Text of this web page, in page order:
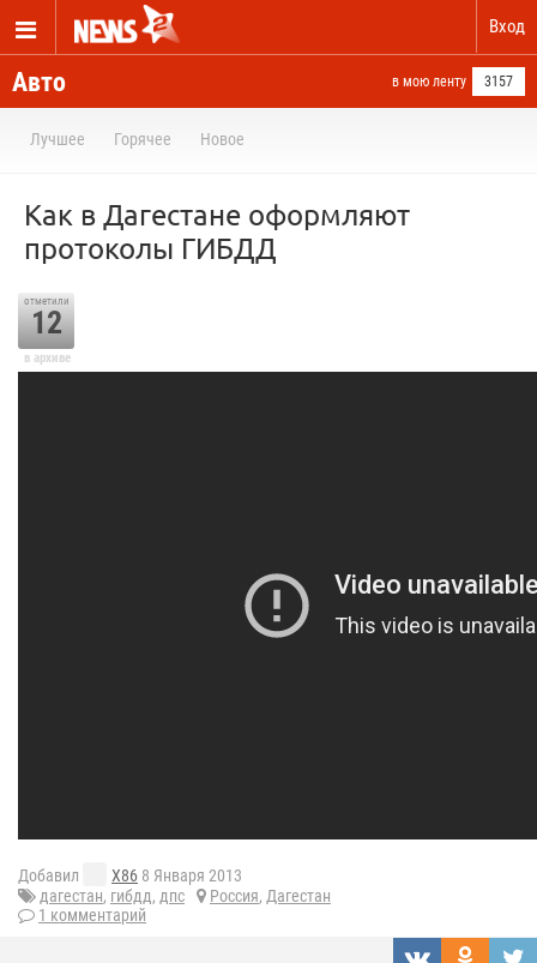
Вход
Авто в мою ленту 3157
Лучшее Горячее Новое
Как в Дагестане оформляют
протоколы ГИБДД
отметили
12
в архиве
Добавил X86 8 Января 2013
дагестан, гибдд, дпс Россия, Дагестан
1 комментарий